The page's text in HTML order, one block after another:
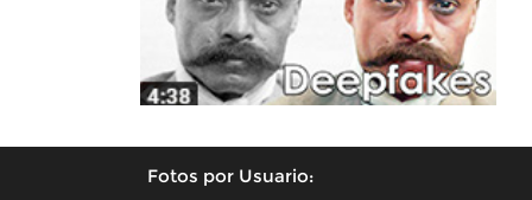
Fotos por Usuario: